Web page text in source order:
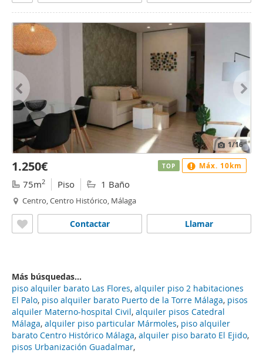
1/16
1.250€
75m2 Piso 1 Baño
Centro, Centro Histórico, Málaga
Llamar
Contactar
TOP Máx. 10km
Más búsquedas...
piso alquiler barato Las Flores, alquiler piso 2 habitaciones
El Palo, piso alquiler barato Puerto de la Torre Málaga, pisos
alquiler Materno-hospital Civil, alquiler pisos Catedral
Málaga, alquiler piso particular Mármoles, piso alquiler
barato Centro Histórico Málaga, alquiler piso barato El Ejido,
pisos Urbanización Guadalmar,